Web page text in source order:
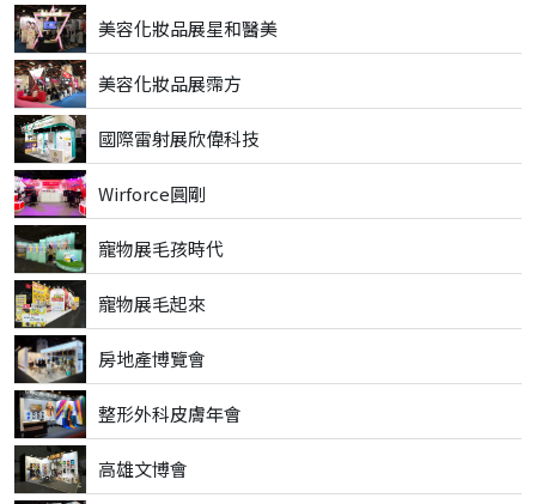
美容化妝品展星和醫美
美容化妝品展霈方
國際雷射展欣偉科技
Wirforce圓剛
寵物展毛孩時代
寵物展毛起來
房地產博覽會
整形外科皮膚年會
高雄文博會